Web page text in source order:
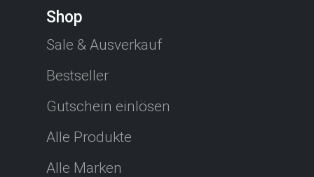
Shop
Sale & Ausverkauf
Bestseller
Gutschein einlösen
Alle Produkte
Alle Marken